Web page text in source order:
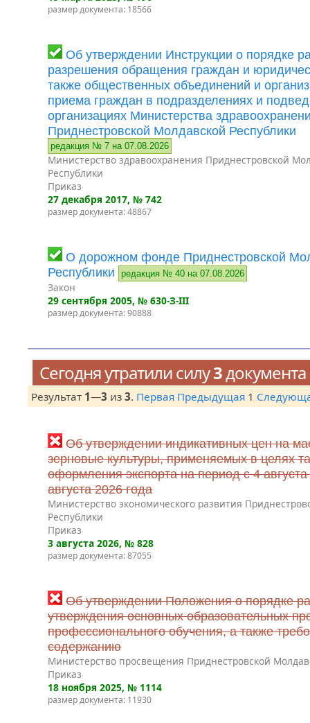
размер документа: 18566
Об утверждении Инструкции о порядке
разрешения обращения граждан и
также общественных объединений и
приема граждан в подразделениях и
организациях Министерства
Приднестровской Молдавской Республики
редакция № 7 на 07.08.2026
Министерство здравоохранения Приднестровской
Республики
Приказ
27 декабря 2017, № 742
размер документа: 48867
О дорожном фонде Приднестровской
Республики
редакция № 40 на 07.08.2026
Закон
29 сентября 2005, № 630-З-III
размер документа: 90888
Сегодня утратили силу3документа
Результат 1—3 из 3. Первая Предыдущая 1
Об утверждении индикативных цен на
зерновые культуры, применяемых в целях
оформления экспорта на период с 4
августа 2026 года
Министерство экономического развития
Республики
Приказ
3 августа 2026, № 828
размер документа: 87055
Об утверждении Положения о порядке
утверждения основных образовательных
профессионального обучения, а также
содержанию
Министерство просвещения Приднестровской
Приказ
18 ноября 2025, № 1114
размер документа: 11930